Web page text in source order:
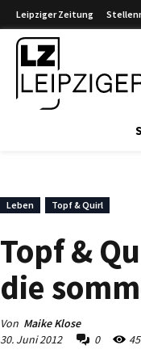
Leipziger Zeitung
Leben Topf & Quirl
Topf &
die
Von Maike Klose
30. Juni 2012
0 45